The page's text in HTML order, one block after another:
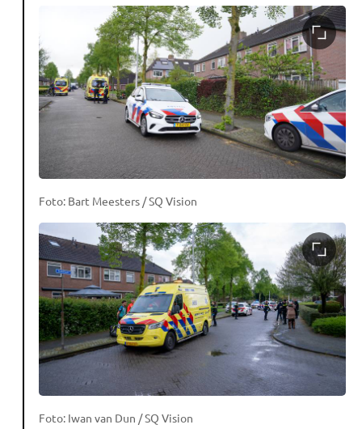
Foto: Bart Meesters / SQ Vision
Foto: Iwan van Dun / SQ Vision